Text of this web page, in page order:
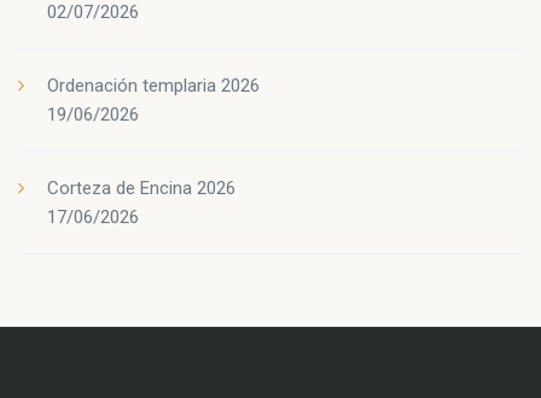
02/07/2026
Ordenación templaria 2026
19/06/2026
Corteza de Encina 2026
17/06/2026